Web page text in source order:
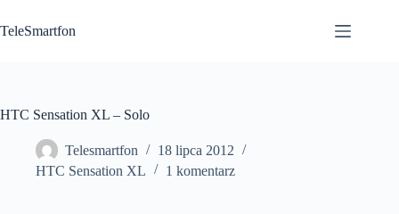
do
treści
TeleSmartfon
HTC Sensation XL – Solo
Telesmartfon
18 lipca 2012
HTC Sensation XL
1 komentarz